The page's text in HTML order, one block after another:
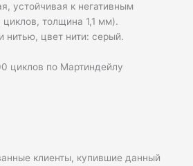
устойчивая к негативным
толщина 1,1 мм).
нитью, цвет нити: серый.
циклов по Мартиндейлу
клиенты, купившие данный